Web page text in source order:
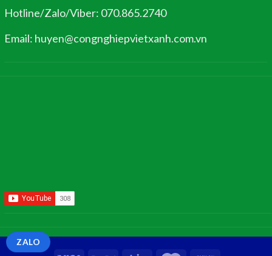
Hotline/Zalo/Viber: 070.865.2740
Email: huyen@congnghiepvietxanh.com.vn
ZALO